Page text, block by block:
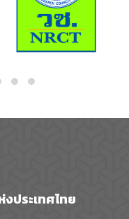
ประเทศไทย